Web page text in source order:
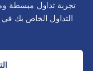
تجربة تداول مبسطة
التداول الخاص بك